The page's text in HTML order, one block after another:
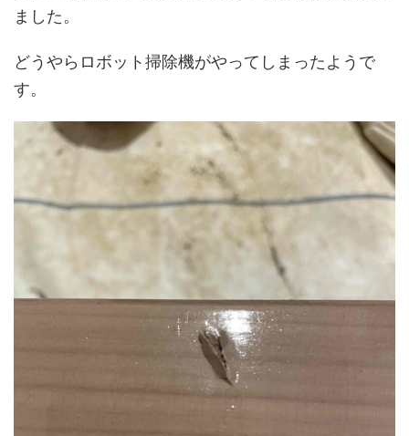
ました。
どうやらロボット掃除機がやってしまったようで
す。